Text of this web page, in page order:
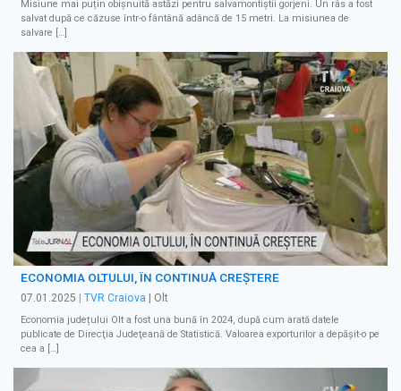
Misiune mai puțin obișnuită astăzi pentru salvamontiștii gorjeni. Un râs a fost
salvat după ce căzuse într-o fântână adâncă de 15 metri. La misiunea de
salvare […]
ECONOMIA OLTULUI, ÎN CONTINUĂ CREȘTERE
07.01.2025 TVR Craiova | Olt
Economia județului Olt a fost una bună în 2024, după cum arată datele
publicate de Direcţia Judeţeană de Statistică. Valoarea exporturilor a depășit-o pe
cea a […]